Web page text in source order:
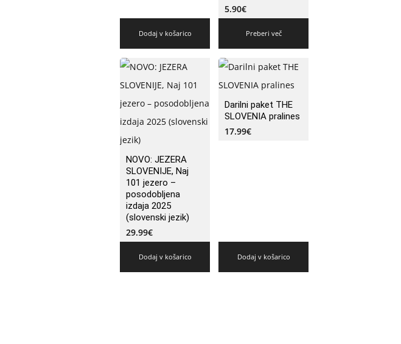
Dodaj v košarico
5.90€
Preberi več
NOVO: JEZERA
SLOVENIJE, Naj
101 jezero –
posodobljena
izdaja 2025
(slovenski jezik)
29.99€
Dodaj v košarico
Darilni paket THE
SLOVENIA pralines
17.99€
Dodaj v košarico